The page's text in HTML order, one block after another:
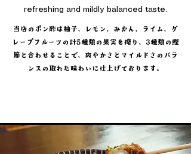
refreshing and mildly balanced taste.
当店のポン酢は柚子、レモン、みかん、ライム、グ
レープフルーツの計5種類の果実を搾り、3種類の鰹
節と合わせることで、爽やかさとマイルドさのバラ
ンスの取れた味わいに仕上げております。